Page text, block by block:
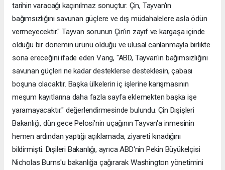
tarihin varacağı kaçınılmaz sonuçtur. Çin, Tayvan'ın
bağımsızlığını savunan güçlere ve dış müdahalelere asla ödün
vermeyecektir." Tayvan sorunun Çin'in zayıf ve kargaşa içinde
olduğu bir dönemin ürünü olduğu ve ulusal canlanmayla birlikte
sona ereceğini ifade eden Vang, "ABD, Tayvan'ın bağımsızlığını
savunan güçleri ne kadar desteklerse desteklesin, çabası
boşuna olacaktır. Başka ülkelerin iç işlerine karışmasının
meşum kayıtlarına daha fazla sayfa eklemekten başka işe
yaramayacaktır." değerlendirmesinde bulundu. Çin Dışişleri
Bakanlığı, dün gece Pelosi'nin uçağının Tayvan'a inmesinin
hemen ardından yaptığı açıklamada, ziyareti kınadığını
bildirmişti. Dışileri Bakanlığı, ayrıca ABD'nin Pekin Büyükelçisi
Nicholas Burns'u bakanlığa çağırarak Washington yönetimini